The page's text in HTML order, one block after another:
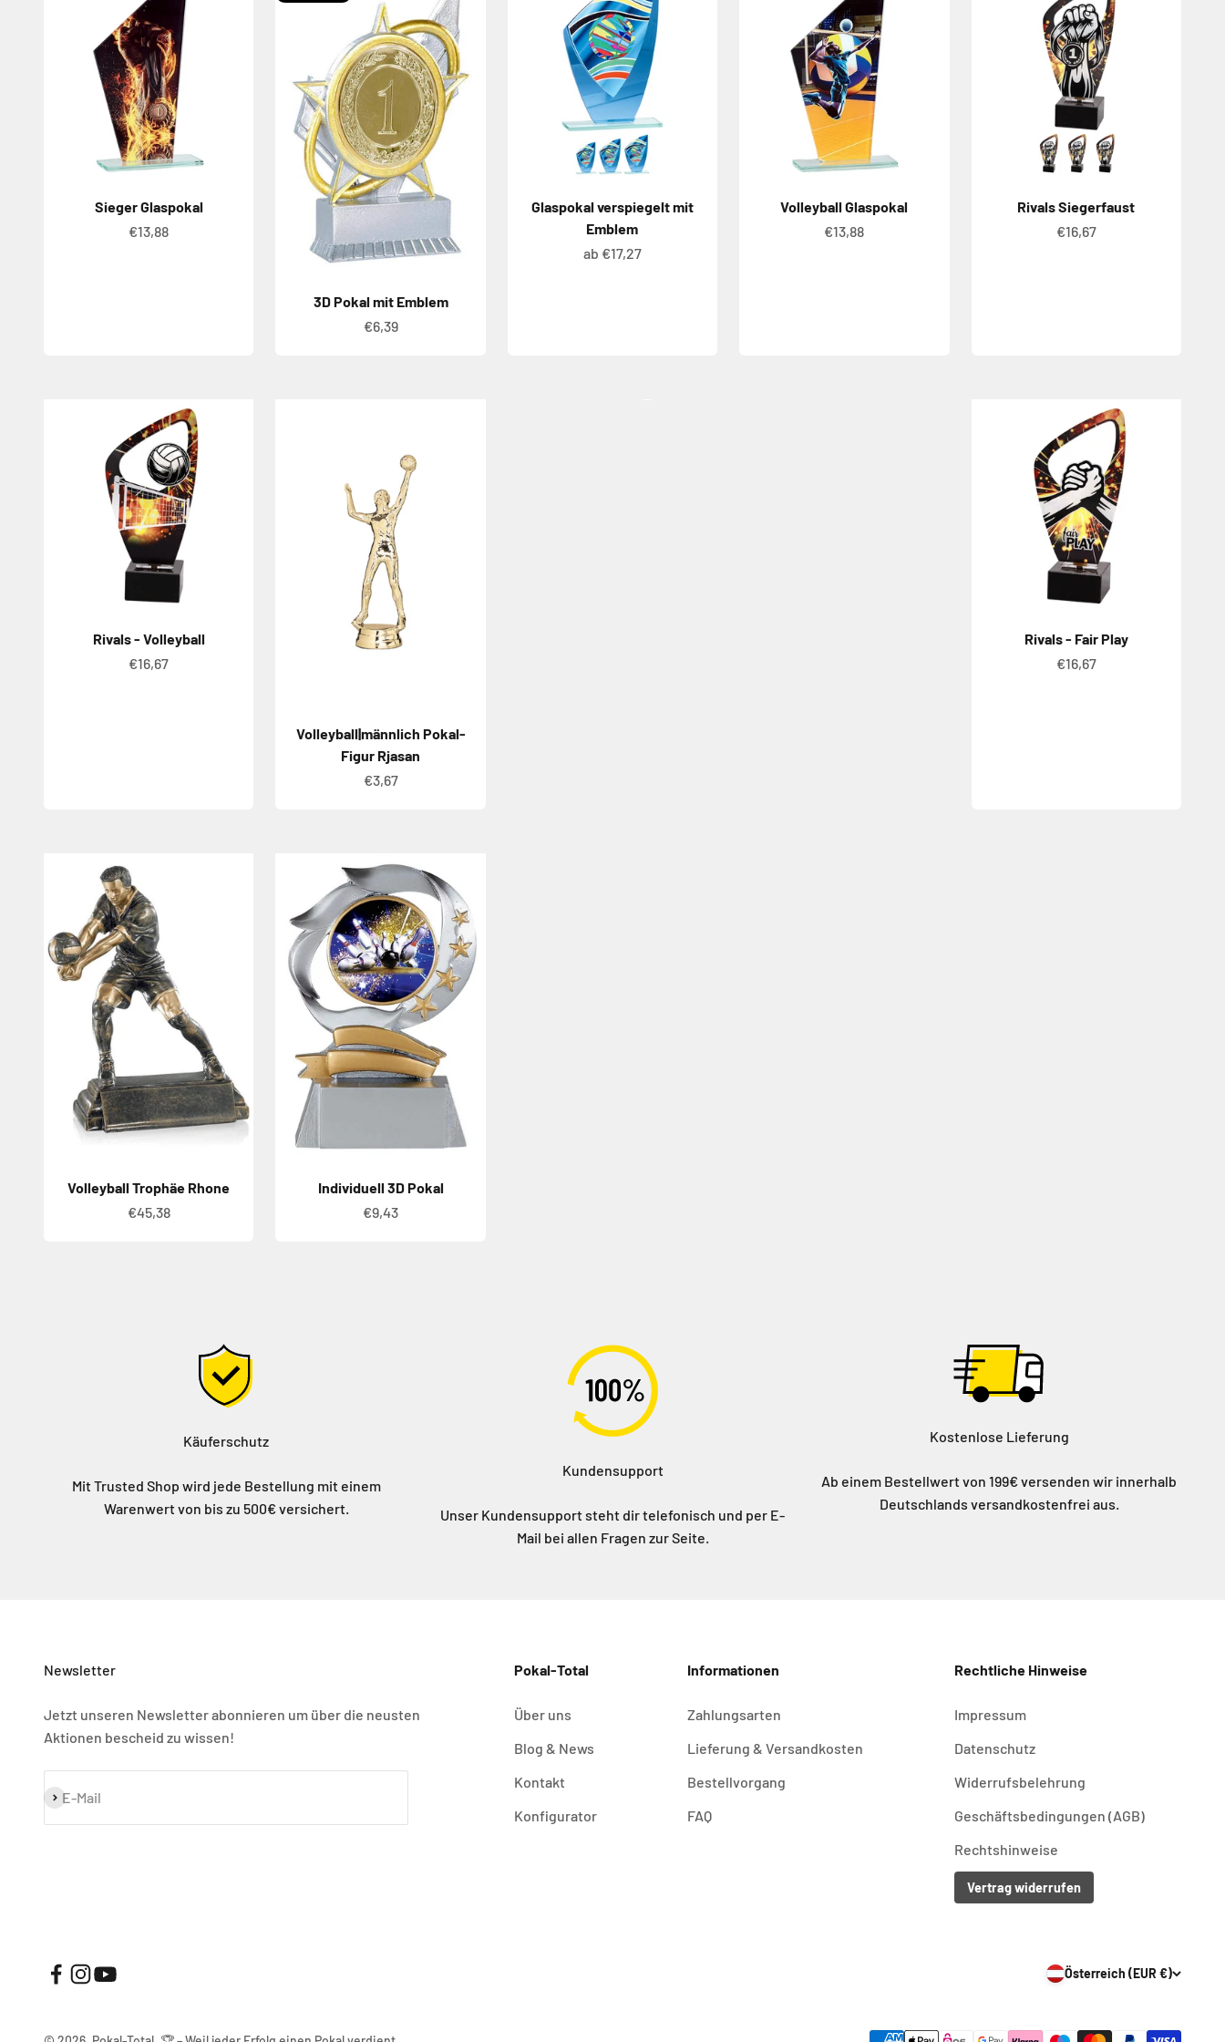
Sieger Glaspokal
Angebot
€13,88
3D Pokal mit Emblem
Angebot
€6,39
Glaspokal verspiegelt mit
Emblem
Angebot
ab €17,27
Volleyball Glaspokal
Angebot
€13,88
Rivals Siegerfaust
Angebot
€16,67
Rivals - Volleyball
Angebot
€16,67
Volleyball|männlich Pokal-
Figur Rjasan
Angebot
€3,67
Rivals - Fair Play
Angebot
€16,67
Volleyball Trophäe Rhone
Angebot
€45,38
Individuell 3D Pokal
Angebot
€9,43
Käuferschutz
Mit Trusted Shop wird jede Bestellung mit einem
Warenwert von bis zu 500€ versichert.
Kundensupport
Unser Kundensupport steht dir telefonisch und per E-
Mail bei allen Fragen zur Seite.
Kostenlose Lieferung
Ab einem Bestellwert von 199€ versenden wir innerhalb
Deutschlands versandkostenfrei aus.
Newsletter
Jetzt unseren Newsletter abonnieren um über die neusten
Aktionen bescheid zu wissen!
E-Mail
Abonnieren
Pokal-Total
Über uns
Blog & News
Kontakt
Konfigurator
Informationen
Zahlungsarten
Lieferung & Versandkosten
Bestellvorgang
FAQ
Rechtliche Hinweise
Impressum
Datenschutz
Widerrufsbelehrung
Geschäftsbedingungen (AGB)
Rechtshinweise
Vertrag widerrufen
Österreich (EUR €)